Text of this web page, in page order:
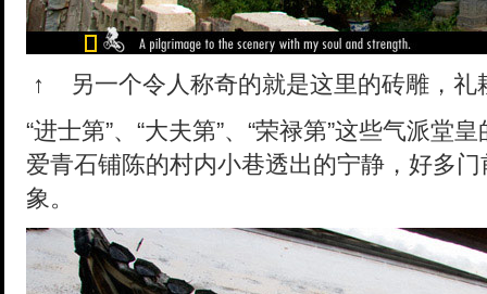
↑
另一个令人称奇的就是这里的砖雕，
“进士第”、“大夫第”、“荣禄第”这些气派堂
爱青石铺陈的村内小巷透出的宁静，好多
象。